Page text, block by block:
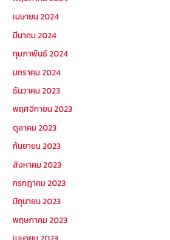
เมษายน 2024
มีนาคม 2024
กุมภาพันธ์ 2024
มกราคม 2024
ธันวาคม 2023
พฤศจิกายน 2023
ตุลาคม 2023
กันยายน 2023
สิงหาคม 2023
กรกฎาคม 2023
มิถุนายน 2023
พฤษภาคม 2023